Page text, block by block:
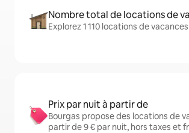
Nombre total de locations de
Explorez 1 110 locations de
Prix par nuit à partir de
Bourgas propose des locations de
partir de 9 € par nuit, hors taxes et